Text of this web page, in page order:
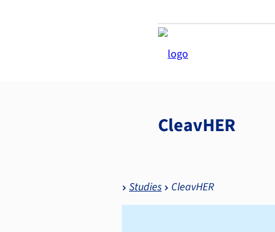
CleavHER
Studies CleavHER